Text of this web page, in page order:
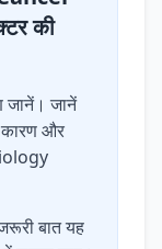
की
जानें
और
बात यह